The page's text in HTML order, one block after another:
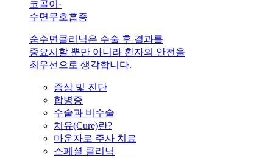
코골이·
수면무호흡증
숨수면클리닉은 수술 후 결과를
중요시할 뿐만 아니라 환자의 안전을
최우선으로 생각합니다.
증상 및 진단
합병증
수술과 비수술
치유(Cure)란?
마운자로 주사 치료
스페셜 클리닉